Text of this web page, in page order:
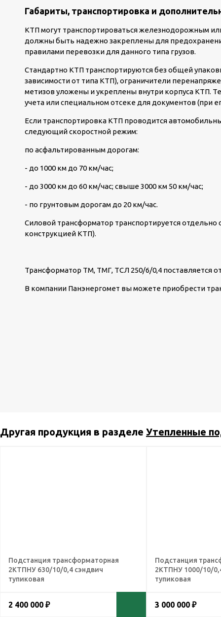
Габариты, транспортировка и
КТП могут транспортироваться железнодорожным
должны быть надежно закреплены для
правилами перевозки для данного типа грузов.
Стандартно КТП транспортируются без общей
зависимости от типа КТП), ограничители
метизов уложены и укреплены внутри корпуса КТП.
учета или специальном отсеке для документов (при
Если транспортировка КТП проводится
следующий скоростной режим:
по асфальтированным дорогам:
- до 1000 км до 70 км/час;
- до 3000 км до 60 км/час; свыше 3000 км 50 км/час;
- по грунтовым дорогам до 20 км/час.
Силовой трансформатор транспортируется
конструкцией КТП).
Трансформатор ТМ, ТМГ, ТСЛ 250/6/0,4 поставляется
В компании Панэнергомет вы можете приобрести
Другая продукция в разделе Утепленные
Подстанция трансформаторная
2КТПНУ 630/10/0,4 сэндвич
тупиковая
2 400 000 ₽
Подстанция
2КТПНУ 1000/10/
тупиковая
3 000 000 ₽